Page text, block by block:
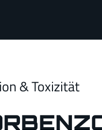
& Toxizität